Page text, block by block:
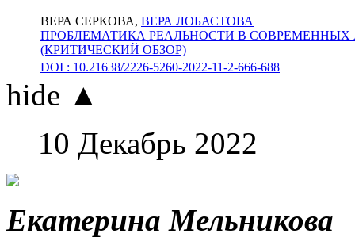
ВЕРА СЕРКОВА, ВЕРА ЛОБАСТОВА
ПРОБЛЕМАТИКА РЕАЛЬНОСТИ В
(КРИТИЧЕСКИЙ ОБЗОР)
DOI : 10.21638/2226-5260-2022-11-2-666-688
hide ▲
10 Декабрь 2022
Екатерина Мельникова